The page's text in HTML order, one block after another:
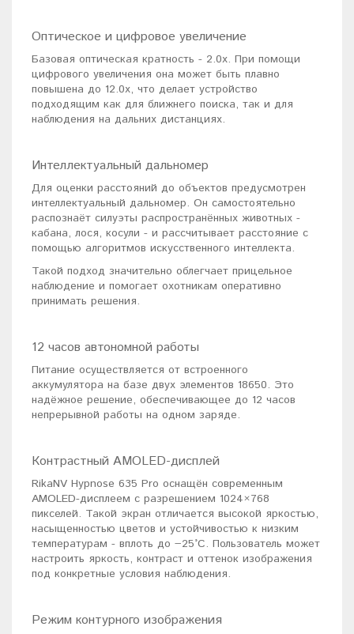
Оптическое и цифровое увеличение
Базовая оптическая кратность - 2.0х. При помощи
цифрового увеличения она может быть плавно
повышена до 12.0х, что делает устройство
подходящим как для ближнего поиска, так и для
наблюдения на дальних дистанциях.
Интеллектуальный дальномер
Для оценки расстояний до объектов предусмотрен
интеллектуальный дальномер. Он самостоятельно
распознаёт силуэты распространённых животных -
кабана, лося, косули - и рассчитывает расстояние с
помощью алгоритмов искусственного интеллекта.
Такой подход значительно облегчает прицельное
наблюдение и помогает охотникам оперативно
принимать решения.
12 часов автономной работы
Питание осуществляется от встроенного
аккумулятора на базе двух элементов 18650. Это
надёжное решение, обеспечивающее до 12 часов
непрерывной работы на одном заряде.
Контрастный AMOLED-дисплей
RikaNV Hypnose 635 Pro оснащён современным
AMOLED-дисплеем с разрешением 1024×768
пикселей. Такой экран отличается высокой яркостью,
насыщенностью цветов и устойчивостью к низким
температурам - вплоть до −25°C. Пользователь может
настроить яркость, контраст и оттенок изображения
под конкретные условия наблюдения.
Режим контурного изображения